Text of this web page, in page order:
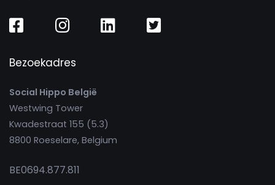
Bezoekadres
Social Hippo België
Westwing Tower
Kwadestraat 155 (5.3)
8800 Roeselare, Belgium
BE0694.877.811